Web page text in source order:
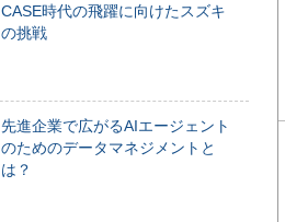
CASE時代の飛躍に向けたスズキ
の挑戦
先進企業で広がるAIエージェント
のためのデータマネジメントと
は？